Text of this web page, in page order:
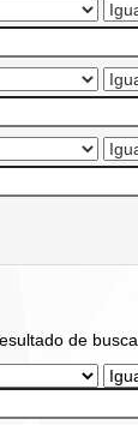
de busca.